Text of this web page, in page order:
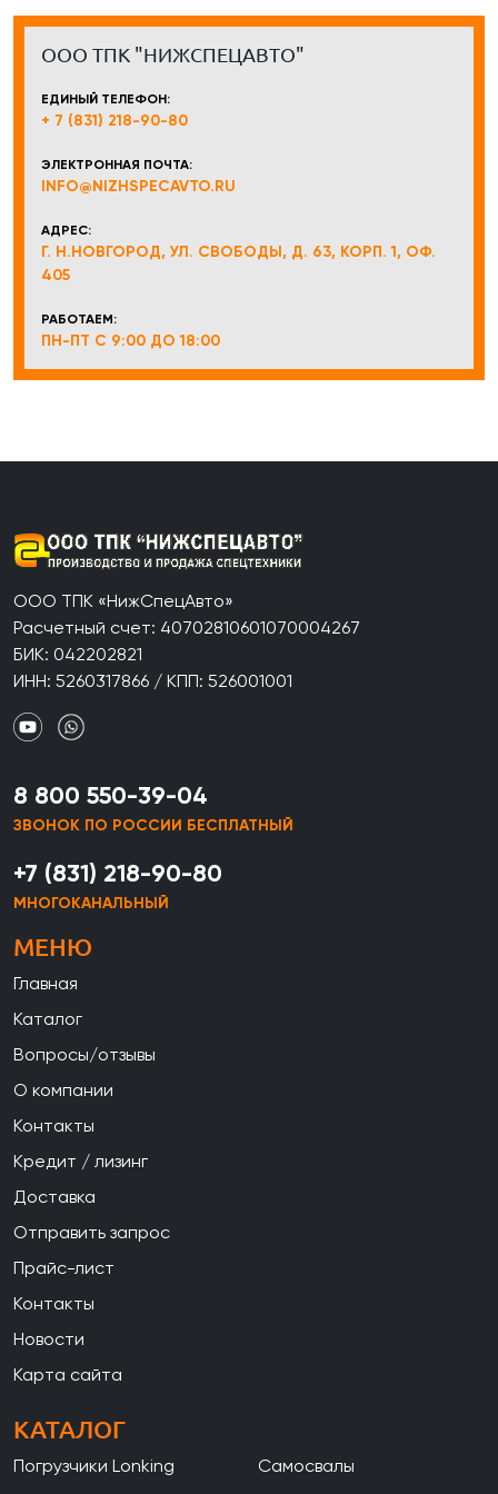
ООО ТПК "НИЖСПЕЦАВТО"
ЕДИНЫЙ ТЕЛЕФОН:
+ 7 (831) 218-90-80
ЭЛЕКТРОННАЯ ПОЧТА:
INFO@NIZHSPECAVTO.RU
АДРЕС:
Г. Н.НОВГОРОД, УЛ. СВОБОДЫ, Д. 63, КОРП. 1, ОФ.
405
РАБОТАЕМ:
ПН-ПТ С 9:00 ДО 18:00
ООО ТПК «НижСпецАвто»
Расчетный счет: 40702810601070004267
БИК: 042202821
ИНН: 5260317866 / КПП: 526001001
8 800 550-39-04
ЗВОНОК ПО РОССИИ БЕСПЛАТНЫЙ
+7 (831) 218-90-80
МНОГОКАНАЛЬНЫЙ
МЕНЮ
Главная
Каталог
Вопросы/отзывы
О компании
Контакты
Кредит / лизинг
Доставка
Отправить запрос
Прайс-лист
Контакты
Новости
Карта сайта
КАТАЛОГ
Погрузчики Lonking
Самосвалы